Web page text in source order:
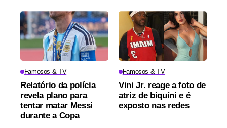
Famosos & TV
Relatório da polícia
revela plano para
tentar matar Messi
durante a Copa
Famosos & TV
Vini Jr. reage a foto de
atriz de biquíni e é
exposto nas redes